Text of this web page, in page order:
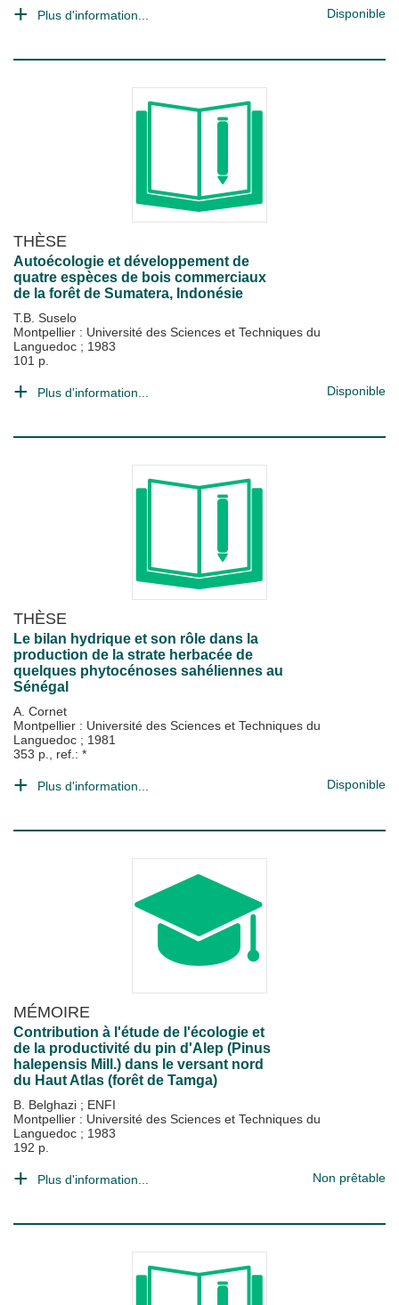
Plus d'information... Disponible
THÈSE
Autoécologie et développement de
quatre espèces de bois commerciaux
de la forêt de Sumatera, Indonésie
T.B. Suselo
Montpellier : Université des Sciences et Techniques du
Languedoc ; 1983
101 p.
Plus d'information... Disponible
THÈSE
Le bilan hydrique et son rôle dans la
production de la strate herbacée de
quelques phytocénoses sahéliennes au
Sénégal
A. Cornet
Montpellier : Université des Sciences et Techniques du
Languedoc ; 1981
353 p., ref.: *
Plus d'information... Disponible
MÉMOIRE
Contribution à l'étude de l'écologie et
de la productivité du pin d'Alep (Pinus
halepensis Mill.) dans le versant nord
du Haut Atlas (forêt de Tamga)
B. Belghazi ; ENFI
Montpellier : Université des Sciences et Techniques du
Languedoc ; 1983
192 p.
Plus d'information... Non prêtable